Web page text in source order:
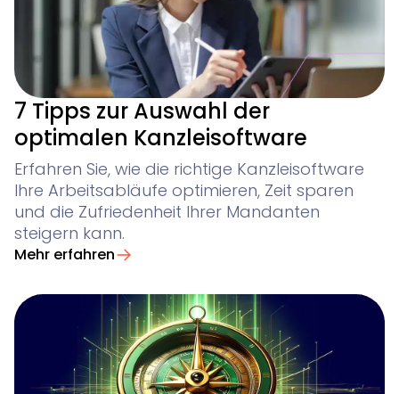
7 Tipps zur Auswahl der
optimalen Kanzleisoftware
Erfahren Sie, wie die richtige Kanzleisoftware
Ihre Arbeitsabläufe optimieren, Zeit sparen
und die Zufriedenheit Ihrer Mandanten
steigern kann.
Mehr erfahren